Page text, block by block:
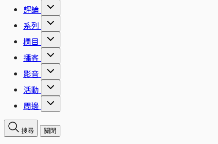
評論
系列
欄目
播客
影音
活動
周邊
搜尋 關閉